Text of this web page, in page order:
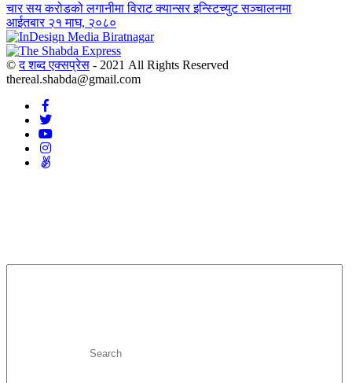
चार सय करोडको लगानीमा विराट क्यान्सर इन्स्टिच्युट सञ्चालनमा
आईतबार २१ माघ, २०८०
©द शब्द एक्सप्रेस - 2021 All Rights Reserved
thereal.shabda@gmail.com